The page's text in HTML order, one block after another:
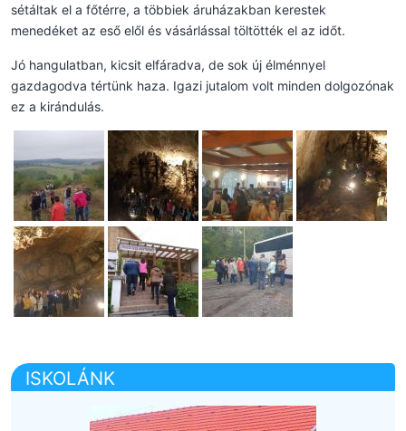
sétáltak el a főtérre, a többiek áruházakban kerestek
menedéket az eső elől és vásárlással töltötték el az időt.
Jó hangulatban, kicsit elfáradva, de sok új élménnyel
gazdagodva tértünk haza. Igazi jutalom volt minden dolgozónak
ez a kirándulás.
ISKOLÁNK